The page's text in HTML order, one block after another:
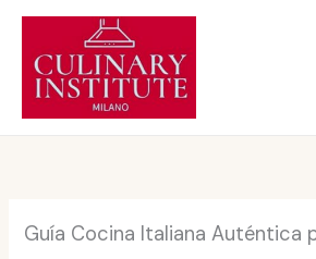
contenuto
Guía Cocina Italiana Auténtica